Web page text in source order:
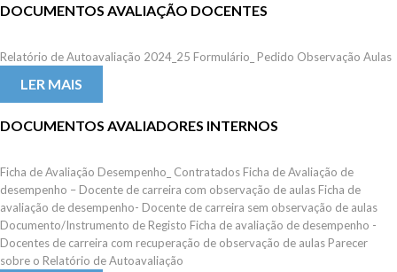
DOCUMENTOS AVALIAÇÃO DOCENTES
Relatório de Autoavaliação 2024_25 Formulário_ Pedido Observação Aulas
LER MAIS
DOCUMENTOS AVALIADORES INTERNOS
Ficha de Avaliação Desempenho_ Contratados Ficha de Avaliação de
desempenho – Docente de carreira com observação de aulas Ficha de
avaliação de desempenho- Docente de carreira sem observação de aulas
Documento/Instrumento de Registo Ficha de avaliação de desempenho -
Docentes de carreira com recuperação de observação de aulas Parecer
sobre o Relatório de Autoavaliação